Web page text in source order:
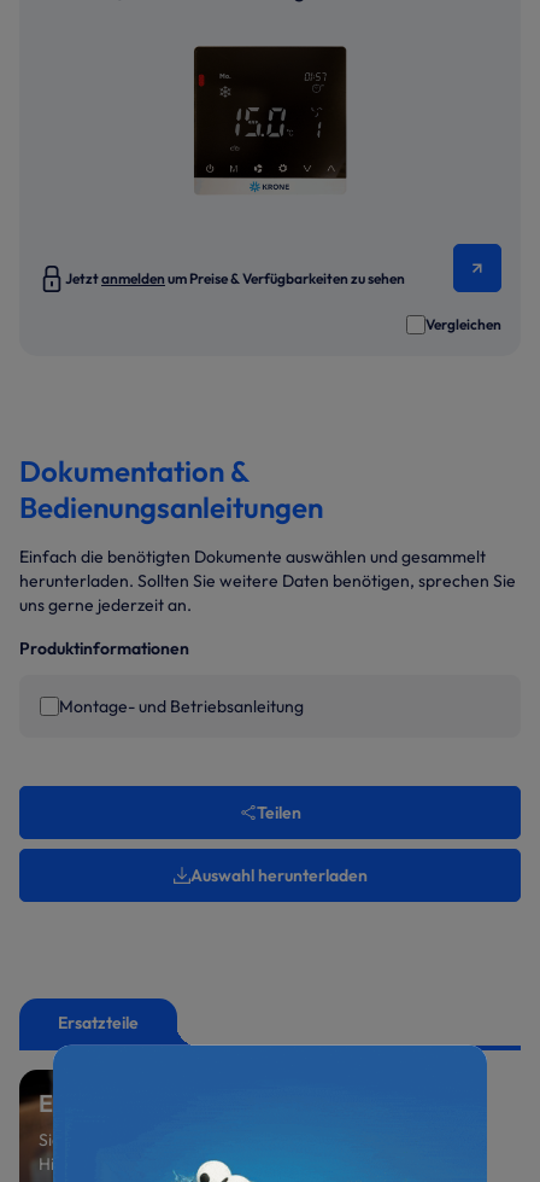
Jetztanmelden um Preise & Verfügbarkeiten zu sehen
Vergleichen
Dokumentation &
Bedienungsanleitungen
Einfach die benötigten Dokumente auswählen und gesammelt
herunterladen. Sollten Sie weitere Daten benötigen, sprechen Sie
uns gerne jederzeit an.
Produktinformationen
Montage- und Betriebsanleitung
Teilen
Auswahl herunterladen
Ersatzteile
Ersatzteil benötigt?
Sie suchen ein spezielles Ersatzteil oder benötigen
Hilfe bei der Auswahl? Sprechen Sie uns an.